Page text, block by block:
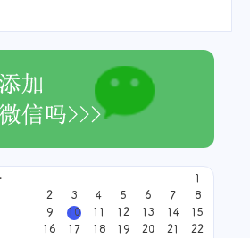
1
2
3 4 5 6 7
8
9
10 11 12 13 14
15
16
17 18 19 20 21
22